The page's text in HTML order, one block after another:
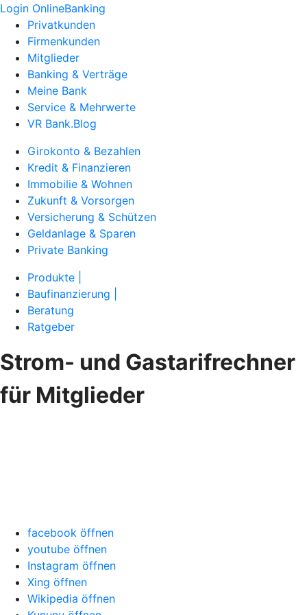
Login OnlineBanking
Privatkunden
Firmenkunden
Mitglieder
Banking & Verträge
Meine Bank
Service & Mehrwerte
VR Bank.Blog
Girokonto & Bezahlen
Kredit & Finanzieren
Immobilie & Wohnen
Zukunft & Vorsorgen
Versicherung & Schützen
Geldanlage & Sparen
Private Banking
Produkte |
Baufinanzierung |
Beratung
Ratgeber
Strom- und Gastarifrechner
für Mitglieder
facebook öffnen
youtube öffnen
Instagram öffnen
Xing öffnen
Wikipedia öffnen